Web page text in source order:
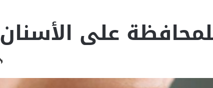
على الأسنان